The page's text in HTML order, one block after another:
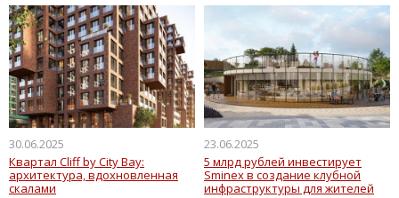
30.06.2025
Квартал Cliff by City Bay:
архитектура, вдохновленная
скалами
23.06.2025
5 млрд рублей инвестирует
Sminex в создание клубной
инфраструктуры для жителей